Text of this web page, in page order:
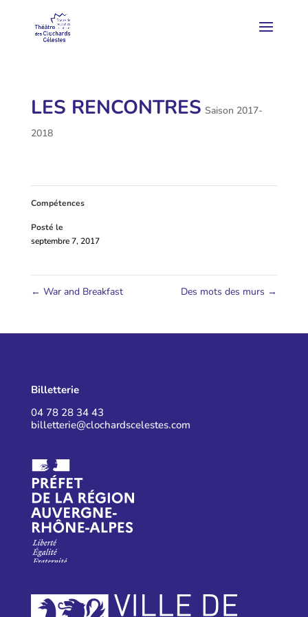
LES RENCONTRES Saison 2017-
2018
Compétences
Posté le
septembre 7, 2017
← War and Breakfast Des mots des murs →
Billetterie
04 78 28 34 43
billetterie@clochardscelestes.com